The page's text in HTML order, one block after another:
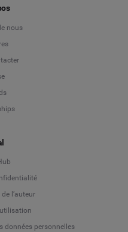
nous
l’auteur
données personnelles